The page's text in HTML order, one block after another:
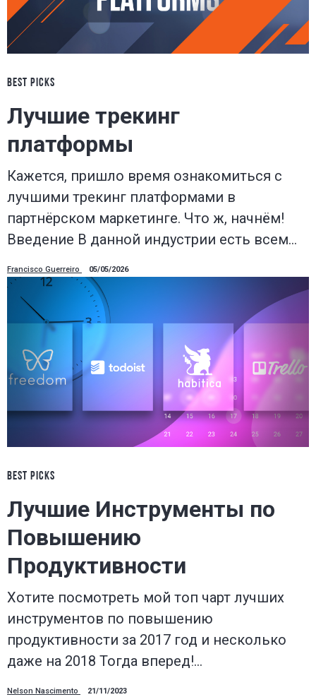
BEST PICKS
Лучшие трекинг
платформы
Кажется, пришло время ознакомиться с
лучшими трекинг платформами в
партнёрском маркетинге. Что ж, начнём!
Введение В данной индустрии есть всем…
Francisco Guerreiro 05/05/2026
BEST PICKS
Лучшие Инструменты по
Повышению
Продуктивности
Хотите посмотреть мой топ чарт лучших
инструментов по повышению
продуктивности за 2017 год и несколько
даже на 2018 Тогда вперед!…
Nelson Nascimento 21/11/2023